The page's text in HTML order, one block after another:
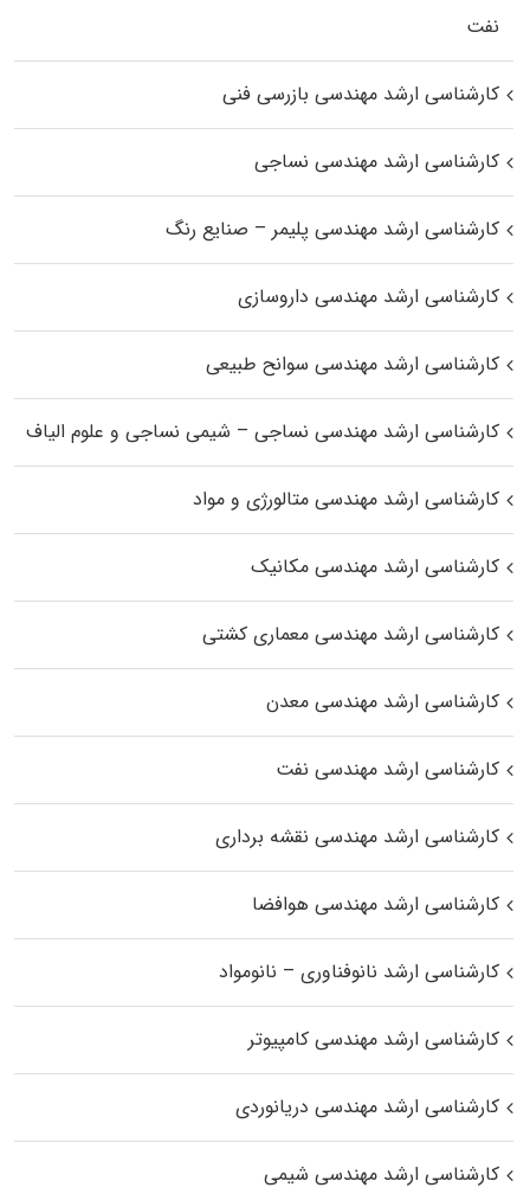
نفت
کارشناسی ارشد مهندسی بازرسی فنی
کارشناسی ارشد مهندسی نساجی
کارشناسی ارشد مهندسی پلیمر – صنایع رنگ
کارشناسی ارشد مهندسی داروسازی
کارشناسی ارشد مهندسی سوانح طبیعی
کارشناسی ارشد مهندسی نساجی – شیمی نساجی و علوم الیاف
کارشناسی ارشد مهندسی متالورژی و مواد
کارشناسی ارشد مهندسی مکانیک
کارشناسی ارشد مهندسی معماری کشتی
کارشناسی ارشد مهندسی معدن
کارشناسی ارشد مهندسی نفت
کارشناسی ارشد مهندسی نقشه برداری
کارشناسی ارشد مهندسی هوافضا
کارشناسی ارشد نانوفناوری – نانومواد
کارشناسی ارشد مهندسی کامپیوتر
کارشناسی ارشد مهندسی دریانوردی
کارشناسی ارشد مهندسی شیمی